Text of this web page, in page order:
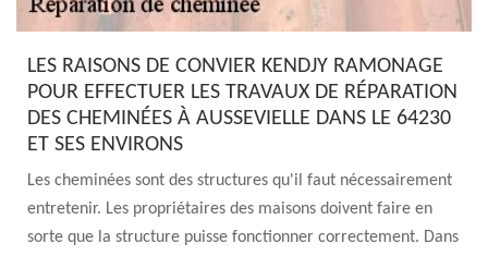
LES RAISONS DE CONVIER KENDJY RAMONAGE
POUR EFFECTUER LES TRAVAUX DE RÉPARATION
DES CHEMINÉES À AUSSEVIELLE DANS LE 64230
ET SES ENVIRONS
Les cheminées sont des structures qu'il faut nécessairement
entretenir. Les propriétaires des maisons doivent faire en
sorte que la structure puisse fonctionner correctement. Dans